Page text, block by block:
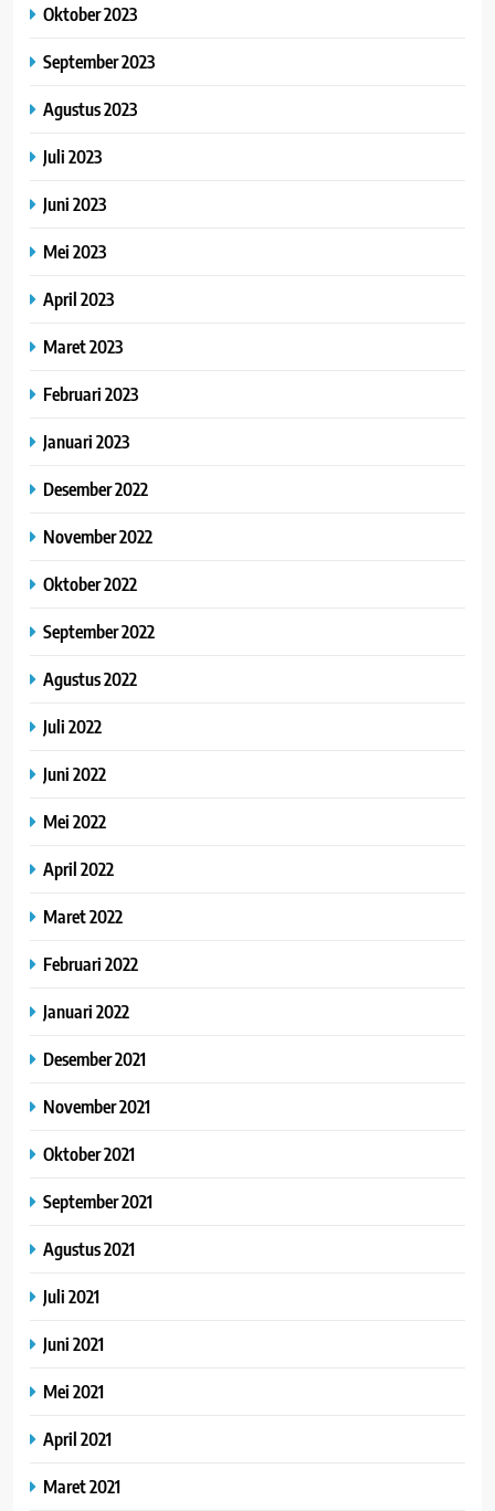
Oktober 2023
September 2023
Agustus 2023
Juli 2023
Juni 2023
Mei 2023
April 2023
Maret 2023
Februari 2023
Januari 2023
Desember 2022
November 2022
Oktober 2022
September 2022
Agustus 2022
Juli 2022
Juni 2022
Mei 2022
April 2022
Maret 2022
Februari 2022
Januari 2022
Desember 2021
November 2021
Oktober 2021
September 2021
Agustus 2021
Juli 2021
Juni 2021
Mei 2021
April 2021
Maret 2021